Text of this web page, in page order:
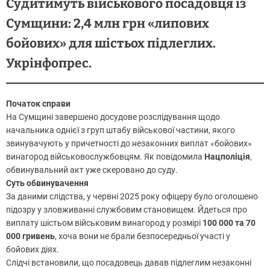
Судитимуть військового посадовця із
Сумщини: 2,4 млн грн «липових
бойових» для шістьох підлеглих.
Укрінфопрес.
Початок справи
На Сумщині завершено досудове розслідування щодо
начальника однієї з груп штабу військової частини, якого
звинувачують у причетності до незаконних виплат «бойових»
винагород військовослужбовцям. Як повідомила Нацполіція,
обвинувальний акт уже скеровано до суду.
Суть обвинувачення
За даними слідства, у червні 2025 року офіцеру було оголошено
підозру у зловживанні службовим становищем. Йдеться про
виплату шістьом військовим винагород у розмірі 100 000 та 70
000 гривень, хоча вони не брали безпосередньої участі у
бойових діях.
Слідчі встановили, що посадовець давав підлеглим незаконні